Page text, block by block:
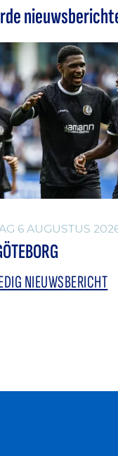
6 AUGUSTUS
NIEUWSBERICHT